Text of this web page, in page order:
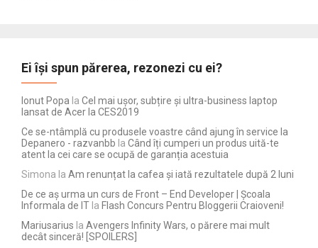
Ei își spun părerea, rezonezi cu ei?
Ionut Popa la Cel mai ușor, subțire și ultra-business laptop
lansat de Acer la CES2019
Ce se-ntâmplă cu produsele voastre când ajung în service la
Depanero - razvanbb la Când îți cumperi un produs uită-te
atent la cei care se ocupă de garanția acestuia
Simona la Am renunțat la cafea și iată rezultatele după 2 luni
De ce aș urma un curs de Front – End Developer | Școala
Informala de IT la Flash Concurs Pentru Bloggerii Craioveni!
Mariusarius la Avengers Infinity Wars, o părere mai mult
decât sinceră! [SPOILERS]